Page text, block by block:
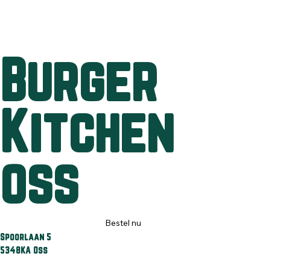
Burger
Kitchen
oss
Spoorlaan 5
5348KA Oss
Bestel nu